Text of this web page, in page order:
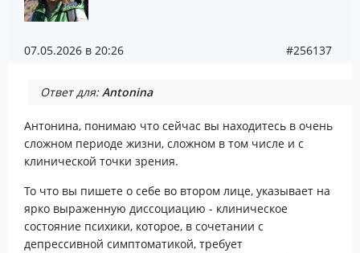
07.05.2026 в 20:26 #256137
Ответ для:Antonina
Антонина, понимаю что сейчас вы находитесь в очень
сложном периоде жизни, сложном в том числе и с
клинической точки зрения.
То что вы пишете о себе во втором лице, указывает на
ярко выраженную диссоциацию - клиническое
состояние психики, которое, в сочетании с
депрессивной симптоматикой, требует